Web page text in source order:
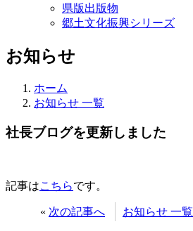
県版出版物
郷土文化振興シリーズ
お知らせ
ホーム
お知らせ 一覧
社長ブログを更新しました
記事はこちらです。
« 次の記事へ お知らせ 一覧